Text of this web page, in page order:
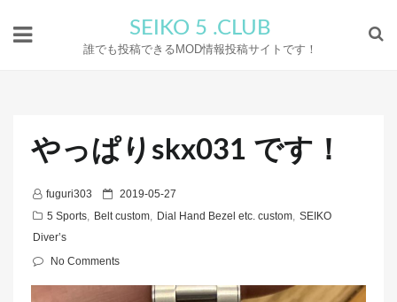
SEIKO 5 .CLUB
誰でも投稿できるMOD情報投稿サイトです！
やっぱりskx031 です！
fuguri303
P
o
t
2019-05-27
5 Sports, Belt custom, Dial Hand Bezel etc. custom, SEIKO
Diver’s
No Comments